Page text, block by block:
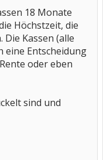
18 Monate
Höchstzeit, die
Kassen (alle
eine Entscheidung
oder eben
sind und